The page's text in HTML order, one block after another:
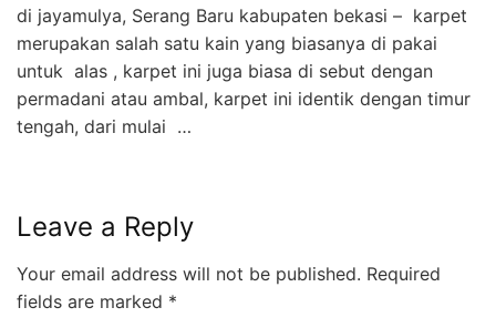
di jayamulya, Serang Baru kabupaten bekasi – karpet
merupakan salah satu kain yang biasanya di pakai
untuk alas , karpet ini juga biasa di sebut dengan
permadani atau ambal, karpet ini identik dengan timur
tengah, dari mulai …
Leave a Reply
Your email address will not be published. Required
fields are marked *